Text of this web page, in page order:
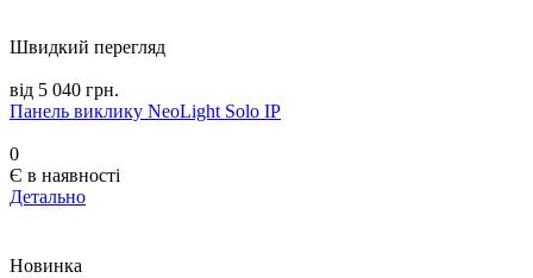
Швидкий перегляд
від 5 040 грн.
Панель виклику NeoLight Solo IP
0
Є в наявності
Детально
Новинка